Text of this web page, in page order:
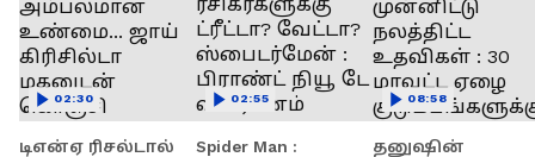
டிஎன்ஏ ரிசல்டால்
02:30
Spider Man :
02:55
தனுஷின்
08:58